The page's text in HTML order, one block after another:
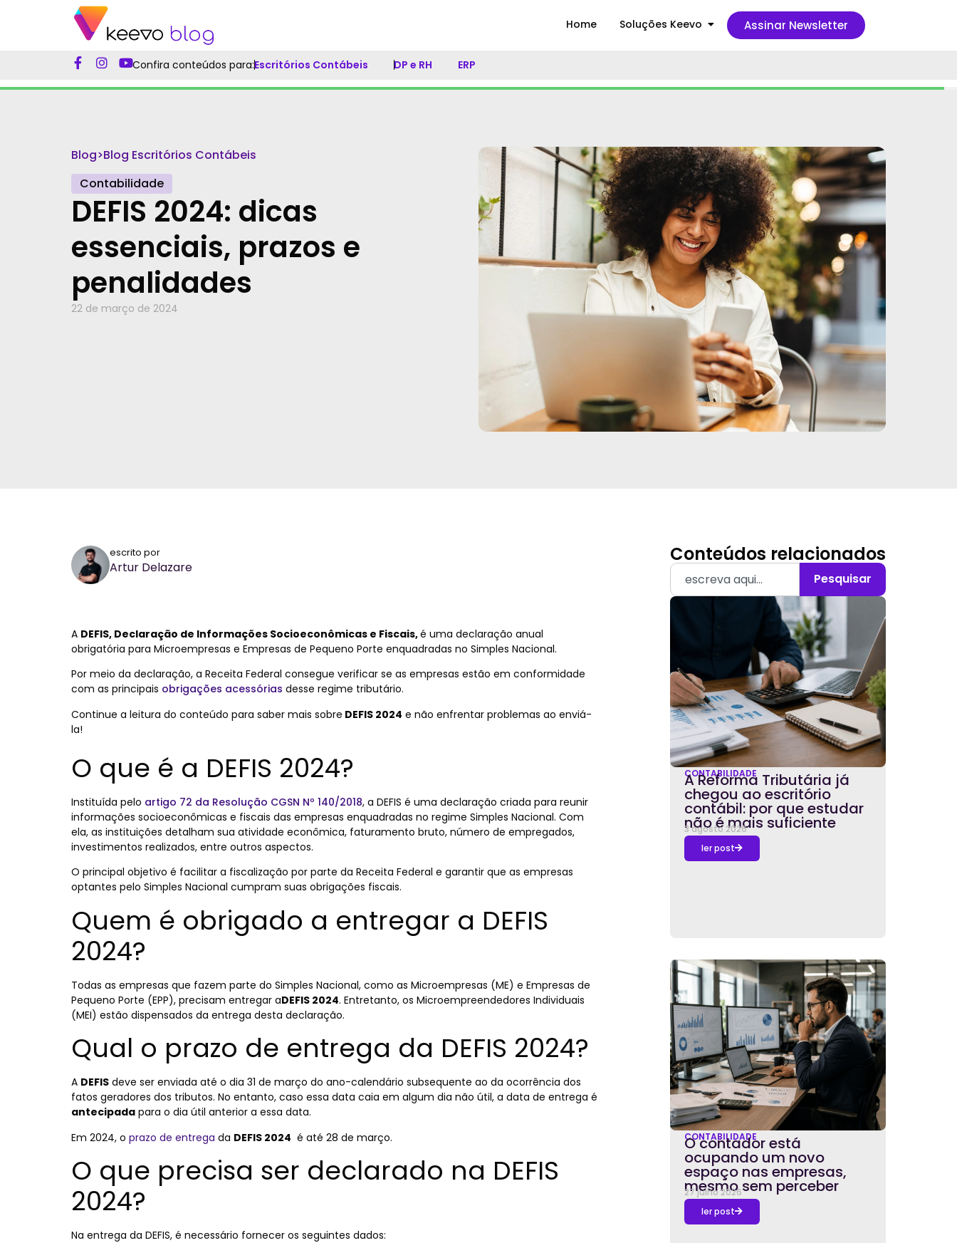
Home Soluções Keevo Assinar Newsletter
Confira conteúdos para:Escritórios Contábeis DP e RH ERP
Blog>Blog Escritórios Contábeis
Contabilidade
DEFIS 2024: dicas
essenciais, prazos e
penalidades
22 de março de 2024
escrito por
Artur Delazare
A DEFIS, Declaração de Informações Socioeconômicas e Fiscais,é uma declaração anual
obrigatória para Microempresas e Empresas de Pequeno Porte enquadradas no Simples Nacional.
Por meio da declaração, a Receita Federal consegue verificar se as empresas estão em conformidade
com as principais obrigações acessórias desse regime tributário.
Continue a leitura do conteúdo para saber mais sobre DEFIS 2024 e não enfrentar problemas ao enviá-
la!
O que é a DEFIS 2024?
Instituída pelo artigo 72 da Resolução CGSN Nº 140/2018, a DEFIS é uma declaração criada para reunir
informações socioeconômicas e fiscais das empresas enquadradas no regime Simples Nacional. Com
ela, as instituições detalham sua atividade econômica, faturamento bruto, número de empregados,
investimentos realizados, entre outros aspectos.
O principal objetivo é facilitar a fiscalização por parte da Receita Federal e garantir que as empresas
optantes pelo Simples Nacional cumpram suas obrigações fiscais.
Quem é obrigado a entregar a DEFIS
2024?
Todas as empresas que fazem parte do Simples Nacional, como as Microempresas (ME) e Empresas de
Pequeno Porte (EPP), precisam entregar aDEFIS 2024. Entretanto, os Microempreendedores Individuais
(MEI) estão dispensados da entrega desta declaração.
Qual o prazo de entrega da DEFIS 2024?
A DEFIS deve ser enviada até o dia 31 de março do ano-calendário subsequente ao da ocorrência dos
fatos geradores dos tributos. No entanto, caso essa data caia em algum dia não útil, a data de entrega é
antecipada para o dia útil anterior a essa data.
Em 2024, o prazo de entrega da DEFIS 2024 é até 28 de março.
O que precisa ser declarado na DEFIS
2024?
Na entrega da DEFIS, é necessário fornecer os seguintes dados:
Conteúdos relacionados
Pesquisar
CONTABILIDADE
A Reforma Tributária já
chegou ao escritório
contábil: por que estudar
não é mais suficiente
3 agosto 2026
ler post
CONTABILIDADE
O contador está
ocupando um novo
espaço nas empresas,
mesmo sem perceber
27 julho 2026
ler post